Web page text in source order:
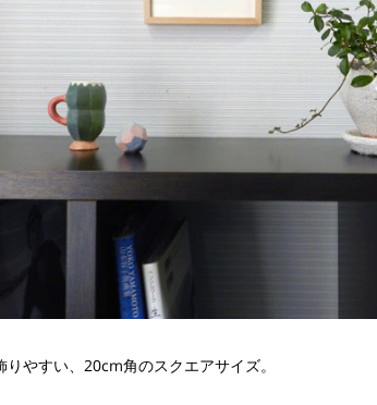
りやすい、20cm角のスクエアサイズ。